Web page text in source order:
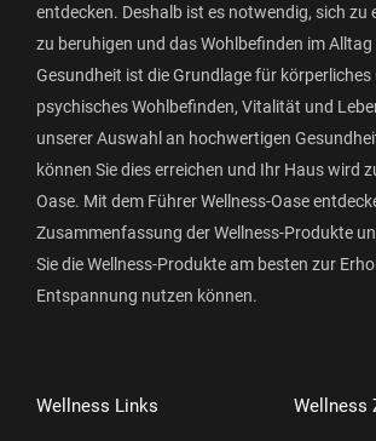
entdecken. Deshalb ist es notwendig, sich zu
zu beruhigen und das Wohlbefinden im
Gesundheit ist die Grundlage für körperliches
psychisches Wohlbefinden, Vitalität und
unserer Auswahl an hochwertigen
können Sie dies erreichen und Ihr Haus wird
Oase. Mit dem Führer Wellness-Oase
Zusammenfassung der Wellness-Produkte
Sie die Wellness-Produkte am besten zur
Entspannung nutzen können.
Wellness Links Wellness